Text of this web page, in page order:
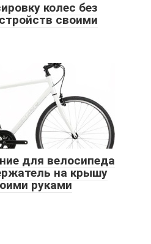
колес без
своими
для велосипеда
на крышу
руками